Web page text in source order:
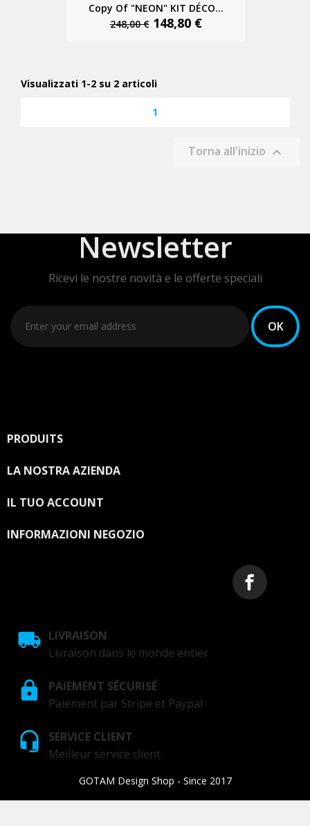
Copy Of "NEON" KIT DÉCO...
248,00 € 148,80 €
Visualizzati 1-2 su 2 articoli
1
Torna all'inizio 
Newsletter
Ricevi le nostre novità e le offerte speciali
PRODUITS
LA NOSTRA AZIENDA
IL TUO ACCOUNT
INFORMAZIONI NEGOZIO
LIVRAISON
Livraison dans le monde entier
PAIEMENT SÉCURISÉ
Paiement par Stripe et Paypal
SERVICE CLIENT
Meilleur service client
GOTAM Design Shop - Since 2017